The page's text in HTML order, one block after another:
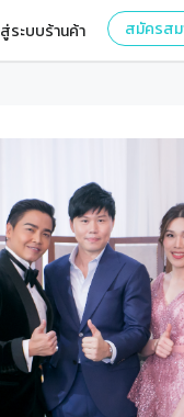
สู่ระบบร้านค้า สมัครสม